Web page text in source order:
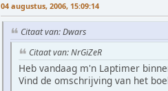
04 augustus, 2006, 15:09:14
Citaat van: Dwars
Citaat van: NrGiZeR
Heb vandaag m'n Laptimer
Vind de omschrijving van het